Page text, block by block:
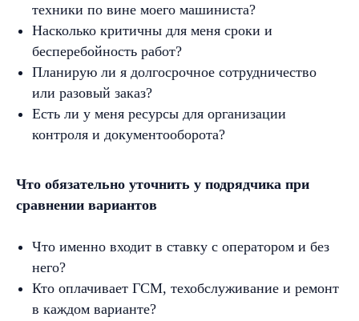
техники по вине моего машиниста?
Насколько критичны для меня сроки и
бесперебойность работ?
Планирую ли я долгосрочное сотрудничество
или разовый заказ?
Есть ли у меня ресурсы для организации
контроля и документооборота?
Что обязательно уточнить у подрядчика при
сравнении вариантов
Что именно входит в ставку с оператором и без
него?
Кто оплачивает ГСМ, техобслуживание и ремонт
в каждом варианте?